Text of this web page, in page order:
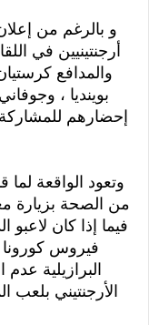
أرجنتينيين في
والمدافع
بوينديا ،
إحضارهم
وتعود الواقعة
من الصحة بزيارة
فيما إذا كان لاعبو
فيروس
البرازيلية
الأرجنتيني بلعب